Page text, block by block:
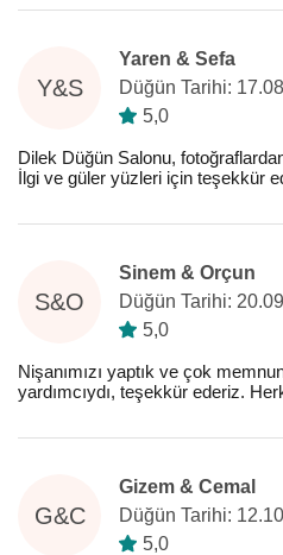
Y&S
Yaren & Sefa
Düğün Tarihi:
5,0
Dilek Düğün Salonu,
İlgi ve güler yüzleri için teşekkür
S&O
Sinem & Orçun
Düğün Tarihi:
5,0
Nişanımızı yaptık ve çok
yardımcıydı, teşekkür ederiz.
G&C
Gizem & Cemal
Düğün Tarihi:
5,0